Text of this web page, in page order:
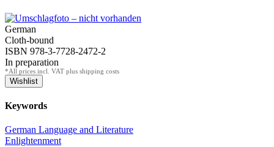
German
Cloth-bound
ISBN 978-3-7728-2472-2
In preparation
*All prices incl. VAT plus shipping costs
Keywords
German Language and Literature
Enlightenment